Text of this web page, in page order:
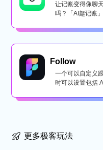
让记账变得像聊
吗？「AI趣记账
Follow
一个可以自定义
时可以设置包括
更多极客玩法